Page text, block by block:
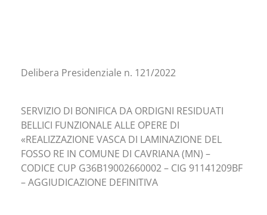
Delibera Presidenziale n. 121/2022
SERVIZIO DI BONIFICA DA ORDIGNI RESIDUATI
BELLICI FUNZIONALE ALLE OPERE DI
«REALIZZAZIONE VASCA DI LAMINAZIONE DEL
FOSSO RE IN COMUNE DI CAVRIANA (MN) –
CODICE CUP G36B19002660002 – CIG 91141209BF
– AGGIUDICAZIONE DEFINITIVA